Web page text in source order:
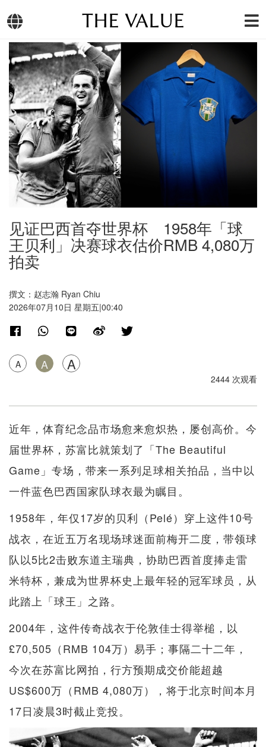
THE VALUE
见证巴西首夺世界杯 1958年「球
王贝利」决赛球衣估价RMB 4,080万
拍卖
撰文：赵志瀚 Ryan Chiu
2026年07月10日 星期五|00:40
A A A
2444 次观看
近年，体育纪念品市场愈来愈炽热，屡创高价。今
届世界杯，苏富比就策划了「The Beautiful
Game」专场，带来一系列足球相关拍品，当中以
一件蓝色巴西国家队球衣最为瞩目。
1958年，年仅17岁的贝利（Pelé）穿上这件10号
战衣，在近五万名现场球迷面前梅开二度，带领球
队以5比2击败东道主瑞典，协助巴西首度捧走雷
米特杯，兼成为世界杯史上最年轻的冠军球员，从
此踏上「球王」之路。
2004年，这件传奇战衣于伦敦佳士得举槌，以
£70,505（RMB 104万）易手；事隔二十二年，
今次在苏富比网拍，行方预期成交价能超越
US$600万（RMB 4,080万），将于北京时间本月
17日凌晨3时截止竞投。